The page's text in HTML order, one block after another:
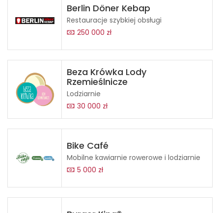
Berlin Döner Kebap
Restauracje szybkiej obsługi
250 000 zł
Beza Krówka Lody
Rzemieślnicze
Lodziarnie
30 000 zł
Bike Café
Mobilne kawiarnie rowerowe i lodziarnie
5 000 zł